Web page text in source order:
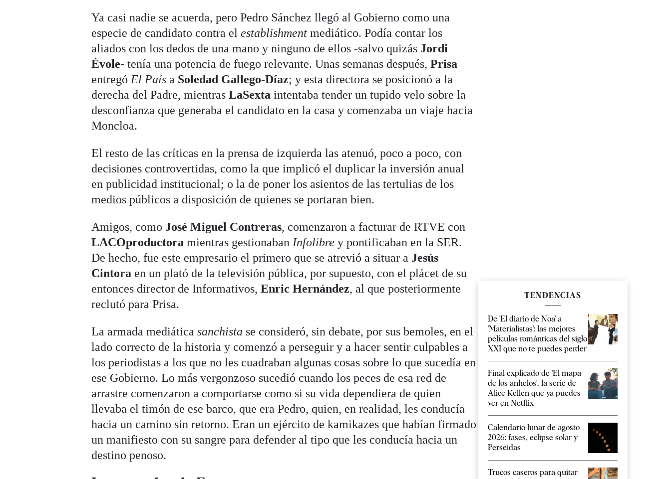
Ya casi nadie se acuerda, pero Pedro Sánchez llegó al Gobierno como una
especie de candidato contra elestablishment mediático. Podía contar los
aliados con los dedos de una mano y ninguno de ellos -salvo quizás Jordi
Évole- tenía una potencia de fuego relevante. Unas semanas después,Prisa
entregóEl País a Soledad Gallego-Díaz; y esta directora se posicionó a la
derecha del Padre, mientrasLaSextaintentaba tender un tupido velo sobre la
desconfianza que generaba el candidato en la casa y comenzaba un viaje hacia
Moncloa.
El resto de las críticas en la prensa de izquierda las atenuó, poco a poco, con
decisiones controvertidas, como la que implicó el duplicar la inversión anual
en publicidad institucional; o la de poner los asientos de las tertulias de los
medios públicos a disposición de quienes se portaran bien.
Amigos, como José Miguel Contreras, comenzaron a facturar de RTVE con
LACOproductoramientras gestionabanInfolibre y pontificaban en la SER.
De hecho, fue este empresario el primero que se atrevió a situar a Jesús
Cintora en un plató de la televisión pública, por supuesto, con el plácet de su
entonces director de Informativos,Enric Hernández, al que posteriormente
reclutó para Prisa.
La armada mediáticasanchista se consideró, sin debate, por sus bemoles, en el
lado correcto de la historia y comenzó a perseguir y a hacer sentir culpables a
los periodistas a los que no les cuadraban algunas cosas sobre lo que sucedía en
ese Gobierno. Lo más vergonzoso sucedió cuando los peces de esa red de
arrastre comenzaron a comportarse como si su vida dependiera de quien
llevaba el timón de ese barco, que era Pedro, quien, en realidad, les conducía
hacia un camino sin retorno. Eran un ejército de kamikazes que habían firmado
un manifiesto con su sangre para defender al tipo que les conducía hacia un
destino penoso.
TENDENCIAS
De 'El diario de Noa' a
'Materialistas': las mejores
películas románticas del siglo
XXI que no te puedes perder
Final explicado de 'El mapa
de los anhelos', la serie de
Alice Kellen que ya puedes
ver en Netflix
Calendario lunar de agosto
2026: fases, eclipse solar y
Perseidas
Trucos caseros para quitar